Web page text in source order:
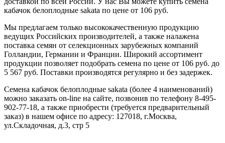
кабачок белоплодные sakata по цене от 106 руб.
Мы предлагаем только высококачественную продукцию
ведущих Российских производителей, а также налажена
поставка семян от селекционных зарубежных компаний
Голландии, Германии и Франции. Широкий ассортимент
продукции позволяет подобрать семена по цене от 106 руб. до
5 567 руб. Поставки производятся регулярно и без задержек.
Семена кабачок белоплодные sakata (более 4 наименований)
можно заказать on-line на сайте, позвонив по телефону 8-495-
902-77-18, а также приобрести (требуется предварительный
заказ) в нашем офисе по адресу: 127018, г.Москва,
ул.Складочная, д.3, стр 5